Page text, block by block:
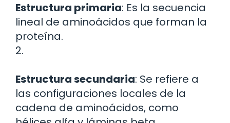
Estructura primaria: Es la secuencia
lineal de aminoácidos que forman la
proteína.
2.
Estructura secundaria: Se refiere a
las configuraciones locales de la
cadena de aminoácidos, como